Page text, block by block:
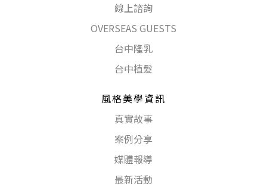
線上諮詢
OVERSEAS GUESTS
台中隆乳
台中植髮
風格美學資訊
真實故事
案例分享
媒體報導
最新活動